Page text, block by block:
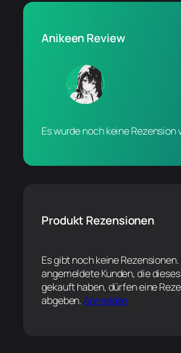
Anikeen Review
Es wurde noch keine Rezension
Produkt Rezensionen
Es gibt noch keine
angemeldete Kunden, die
gekauft haben, dürfen eine
abgeben.Anmelden